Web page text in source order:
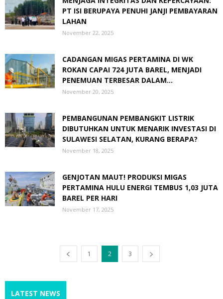
PT ISI BERUPAYA PENUHI JANJI PEMBAYARAN
LAHAN
November 22, 2025
CADANGAN MIGAS PERTAMINA DI WK
ROKAN CAPAI 724 JUTA BAREL, MENJADI
PENEMUAN TERBESAR DALAM...
November 20, 2025
PEMBANGUNAN PEMBANGKIT LISTRIK
DIBUTUHKAN UNTUK MENARIK INVESTASI DI
SULAWESI SELATAN, KURANG BERAPA?
November 18, 2025
GENJOTAN MAUT! PRODUKSI MIGAS
PERTAMINA HULU ENERGI TEMBUS 1,03 JUTA
BAREL PER HARI
November 17, 2025
1 2 3
LATEST NEWS